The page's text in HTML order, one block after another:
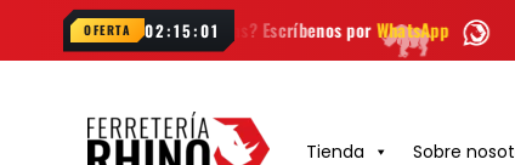
OFERTA 02:15:00
¿Dudas? Escríbenos porWhatsApp EnvíoGRATISen
Tienda Sobre